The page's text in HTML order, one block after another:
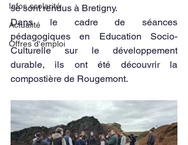
Infos scolarité
Actualité
Offres d'emploi
se sont rendus à Bretigny.
Dans le cadre de séances
pédagogiques en Education Socio-
Culturelle sur le développement
durable, ils ont été découvrir la
compostière de Rougemont.